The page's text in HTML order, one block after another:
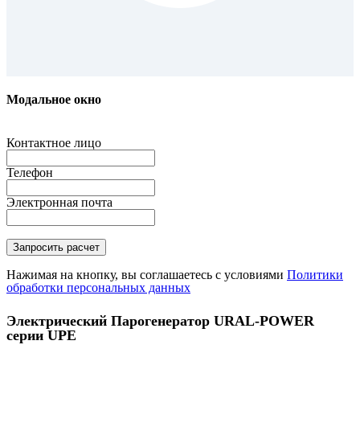
Модальное окно
Контактное лицо
Телефон
Электронная почта
Нажимая на кнопку, вы соглашаетесь с условиями Политики
обработки персональных данных
Электрический Парогенератор URAL-POWER
серии UPE